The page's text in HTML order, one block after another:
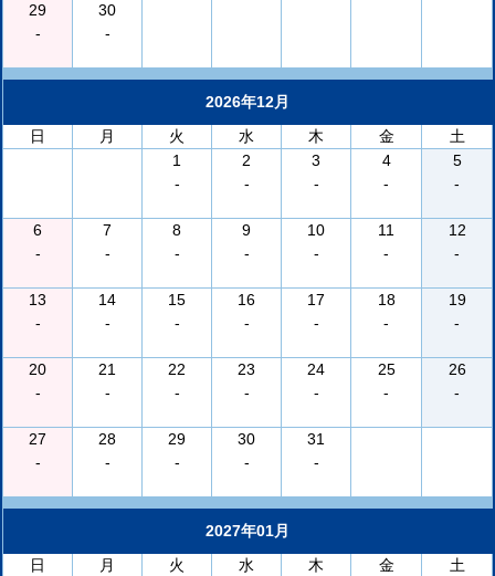
29
-
30
-
2026年12月
日
月 火 水 木 金
土
1
-
2
-
3
-
4
-
5
-
6
-
7
-
8
-
9
-
10
-
11
-
12
-
13
-
14
-
15
-
16
-
17
-
18
-
19
-
20
-
21
-
22
-
23
-
24
-
25
-
26
-
27
-
28
-
29
-
30
-
31
-
2027年01月
日
月 火 水 木 金
土